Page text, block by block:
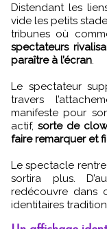
Distendant les
vide les petits
tribunes où
spectateurs
paraître à l’écran.
Le spectateur
travers
manifeste pour
actif,sorte de
faire remarquer et
Le spectacle rentre
sortira plus.
redécouvre dans
identitaires